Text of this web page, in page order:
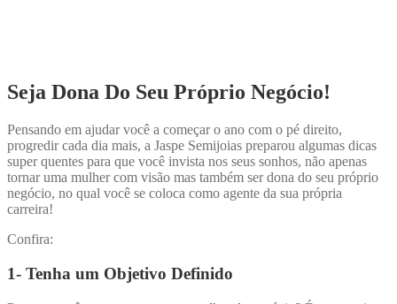
Seja Dona Do Seu Próprio Negócio!
Pensando em ajudar você a começar o ano com o pé direito,
progredir cada dia mais, a Jaspe Semijoias preparou algumas dicas
super quentes para que você invista nos seus sonhos, não apenas
tornar uma mulher com visão mas também ser dona do seu próprio
negócio, no qual você se coloca como agente da sua própria
carreira!
Confira:
1- Tenha um Objetivo Definido